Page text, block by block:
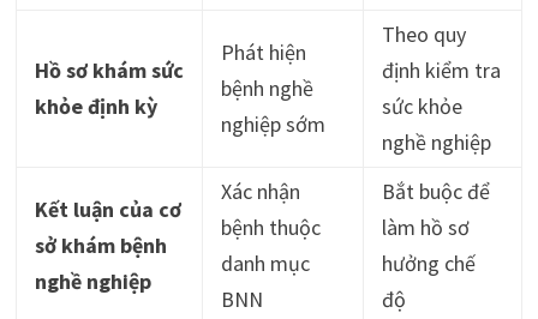
Hồ sơ khám sức
khỏe định kỳ
Phát hiện
bệnh nghề
nghiệp sớm
Theo quy
định kiểm tra
sức khỏe
nghề nghiệp
Kết luận của cơ
sở khám bệnh
nghề nghiệp
Xác nhận
bệnh thuộc
danh mục
BNN
Bắt buộc để
làm hồ sơ
hưởng chế
độ